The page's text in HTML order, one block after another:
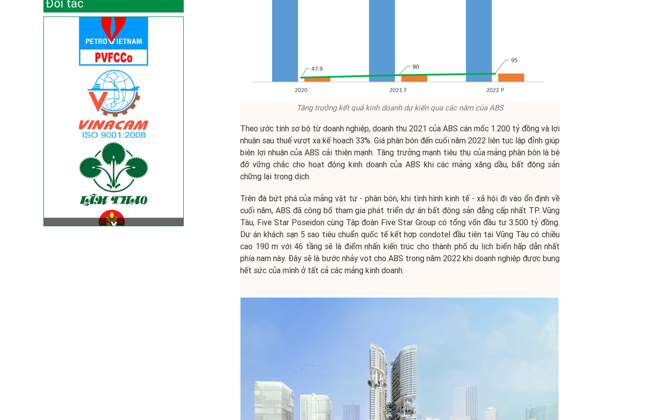
Đối tác
Tăng trưởng kết quả kinh doanh dự kiến qua các năm của ABS
Theo ước tính sơ bộ từ doanh nghiệp, doanh thu 2021 của ABS cán mốc 1.200 tỷ đồng và lợi
nhuận sau thuế vượt xa kế hoạch 33%. Giá phân bón đến cuối năm 2022 liên tục lập đỉnh giúp
biên lợi nhuận của ABS cải thiện mạnh. Tăng trưởng mạnh tiêu thụ của mảng phân bón là bệ
đỡ vững chắc cho hoạt động kinh doanh của ABS khi các mảng xăng dầu, bất động sản
chững lại trong dịch.
Trên đà bứt phá của mảng vật tư - phân bón, khi tình hình kinh tế - xã hội đi vào ổn định về
cuối năm, ABS đã công bố tham gia phát triển dự án bất động sản đẳng cấp nhất TP. Vũng
Tàu, Five Star Poseidon cùng Tập đoàn Five Star Group có tổng vốn đầu tư 3.500 tỷ đồng.
Dự án khách sạn 5 sao tiêu chuẩn quốc tế kết hợp condotel đầu tiên tại Vũng Tàu có chiều
cao 190 m với 46 tầng sẽ là điểm nhấn kiến trúc cho thành phố du lịch biển hấp dẫn nhất
phía nam này. Đây sẽ là bước nhảy vọt cho ABS trong năm 2022 khi doanh nghiệp được bung
hết sức của mình ở tất cả các mảng kinh doanh.